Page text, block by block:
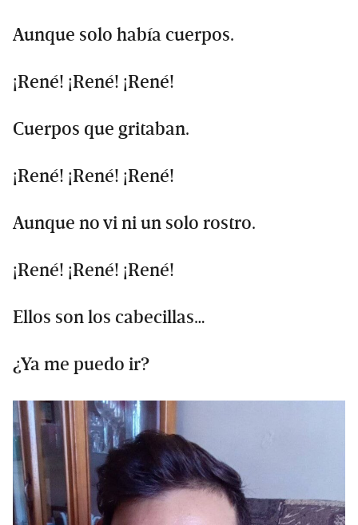
Aunque solo había cuerpos.
¡René! ¡René! ¡René!
Cuerpos que gritaban.
¡René! ¡René! ¡René!
Aunque no vi ni un solo rostro.
¡René! ¡René! ¡René!
Ellos son los cabecillas…
¿Ya me puedo ir?